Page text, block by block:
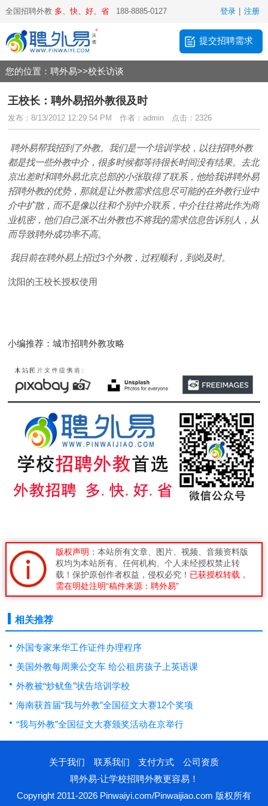
全国招聘外教 多、快、好、省188-8885-0127 登录 注册
提交招聘需求
您的位置： 聘外易>>校长访谈
王校长：聘外易招外教很及时
发布：8/13/2012 12:29:54 PM 作者：admin 点击：2326
聘外易帮我招到了外教。我们是一个培训学校，以往招聘外教
都是找一些外教中介，很多时候都等待很长时间没有结果。去北
京出差时和聘外易北京总部的小张取得了联系，他给我讲聘外易
招聘外教的优势，那就是让外教需求信息尽可能的在外教行业中
介中扩散，而不是像以往和个别中介联系，中介往往将此作为商
业机密，他们自己派不出外教也不将我的需求信息告诉别人，从
而导致聘外成功率不高。
我目前在聘外易上招过3个外教，过程顺利，到岗及时。
沈阳的王校长授权使用
小编推荐：城市招聘外教攻略
版权声明： 本站所有文章、图片、视频、音频资料版
权均为本站所有。任何机构、个人未经授权禁止转
载！保护原创作者权益，侵权必究！ 已获授权转载，
需在明处注明“稿件来源：聘外易”
相关推荐
外国专家来华工作证件办理程序
美国外教每周乘公交车 给公租房孩子上英语课
外教被“炒鱿鱼”状告培训学校
海南获首届“我与外教”全国征文大赛12个奖项
“我与外教”全国征文大赛颁奖活动在京举行
关于我们 联系我们 支付方式
公司资质
聘外易-让学校招聘外教更容易！
Copyright 2011-2026 Pinwaiyi.com/Pinwaijiao.com 版权所有